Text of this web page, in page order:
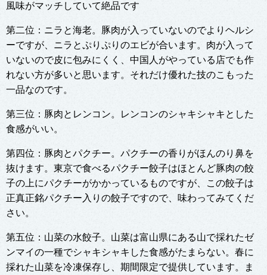
風味がマッチしていて絶品です
第二位：ニラと海老。豚肉が入っていないのでよりヘルシ
ーですが、ニラとぷりぷりのエビが合います。肉が入って
いないので皮に包みにくく、中国人がやっている店でも作
れない方が多いと思います。それだけ優れた技のこもった
一品なのです。
第三位：豚肉とレンコン。レンコンのシャキシャキとした
食感がいい。
第四位：豚肉とパクチー。パクチーの香りがほんのり鼻を
抜けます。東京で食べるパクチー餃子はほとんど豚肉の餃
子の上にパクチーがかかっているものですが、この餃子は
正真正銘パクチー入りの餃子ですので、味わってみてくだ
さい。
第五位：山菜の水餃子。山菜は富山県にある山で採れたゼ
ンマイの一種でシャキシャキした食感がたまらない。春に
採れた山菜を冷凍保存し、期間限定で提供しています。ま